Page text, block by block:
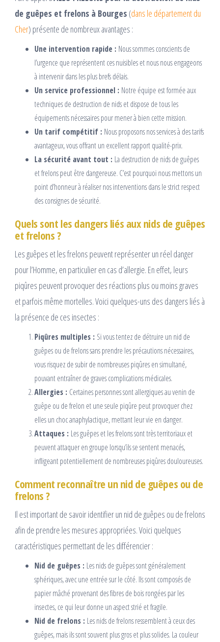
de guêpes et frelons à Bourges (dans le département du
Cher) présente de nombreux avantages :
Une intervention rapide : Nous sommes conscients de
l’urgence que représentent ces nuisibles et nous nous engageons
à intervenir dans les plus brefs délais.
Un service professionnel : Notre équipe est formée aux
techniques de destruction de nids et dispose de tous les
équipements nécessaires pour mener à bien cette mission.
Un tarif compétitif : Nous proposons nos services à des tarifs
avantageux, vous offrant un excellent rapport qualité-prix.
La sécurité avant tout : La destruction de nids de guêpes
et frelons peut être dangereuse. C’est pourquoi nous mettons un
point d’honneur à réaliser nos interventions dans le strict respect
des consignes de sécurité.
Quels sont les dangers liés aux nids de guêpes
et frelons ?
Les guêpes et les frelons peuvent représenter un réel danger
pour l’Homme, en particulier en cas d’allergie. En effet, leurs
piqûres peuvent provoquer des réactions plus ou moins graves
et parfois même mortelles. Voici quelques-uns des dangers liés à
la présence de ces insectes :
Piqûres multiples : Si vous tentez de détruire un nid de
guêpes ou de frelons sans prendre les précautions nécessaires,
vous risquez de subir de nombreuses piqûres en simultané,
pouvant entraîner de graves complications médicales.
Allergies : Certaines personnes sont allergiques au venin de
guêpe ou de frelon et une seule piqûre peut provoquer chez
elles un choc anaphylactique, mettant leur vie en danger.
Attaques : Les guêpes et les frelons sont très territoriaux et
peuvent attaquer en groupe lorsqu’ils se sentent menacés,
infligeant potentiellement de nombreuses piqûres douloureuses.
Comment reconnaître un nid de guêpes ou de
frelons ?
Il est important de savoir identifier un nid de guêpes ou de frelons
afin de prendre les mesures appropriées. Voici quelques
caractéristiques permettant de les différencier :
Nid de guêpes : Les nids de guêpes sont généralement
sphériques, avec une entrée sur le côté. Ils sont composés de
papier mâché provenant des fibres de bois rongées par les
insectes, ce qui leur donne un aspect strié et fragile.
Nid de frelons : Les nids de frelons ressemblent à ceux des
guêpes, mais ils sont souvent plus gros et plus solides. La couleur